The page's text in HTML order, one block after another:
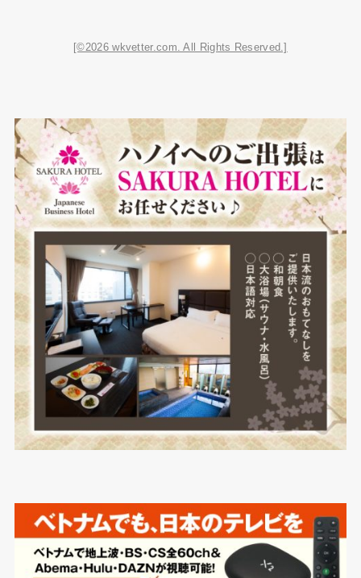
[©2026 wkvetter.com. All Rights Reserved.]